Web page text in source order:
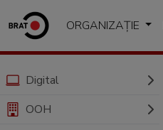
ORGANIZAȚIE
Digital
OOH